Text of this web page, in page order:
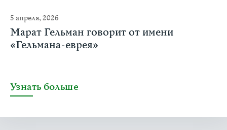
5 апреля, 2026
Марат Гельман говорит от имени
«Гельмана-еврея»
Узнать больше